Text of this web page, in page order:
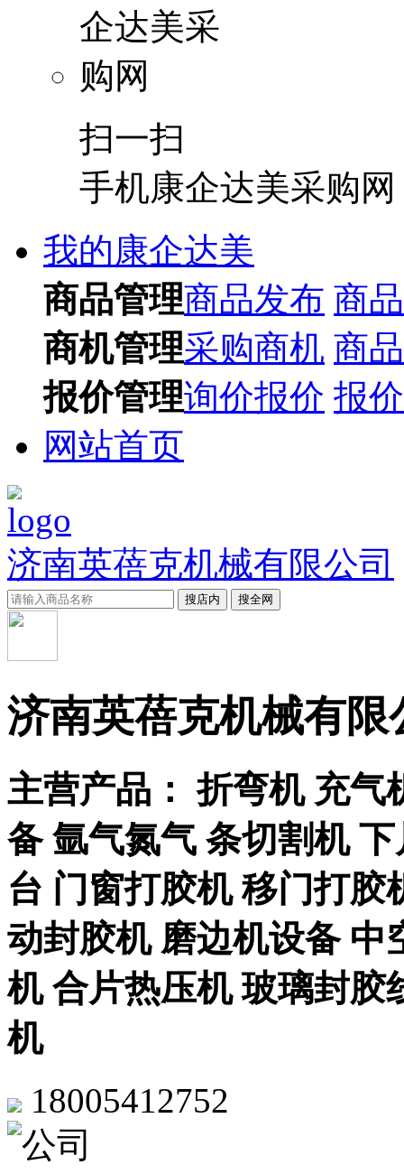
扫一扫
手机康企达美采购网
我的康企达美
商品管理商品发布 商
商机管理采购商机 商
报价管理询价报价 报
网站首页
济南英蓓克机械有限公司
搜店内 搜全网
济南英蓓克机械有限
主营产品： 折弯机 充气
备 氩气氮气 条切割机
台 门窗打胶机 移门打胶
动封胶机 磨边机设备 中
机 合片热压机 玻璃封胶
机
18005412752